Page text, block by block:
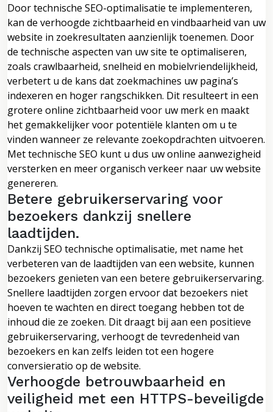
Door technische SEO-optimalisatie te implementeren,
kan de verhoogde zichtbaarheid en vindbaarheid van uw
website in zoekresultaten aanzienlijk toenemen. Door
de technische aspecten van uw site te optimaliseren,
zoals crawlbaarheid, snelheid en mobielvriendelijkheid,
verbetert u de kans dat zoekmachines uw pagina’s
indexeren en hoger rangschikken. Dit resulteert in een
grotere online zichtbaarheid voor uw merk en maakt
het gemakkelijker voor potentiële klanten om u te
vinden wanneer ze relevante zoekopdrachten uitvoeren.
Met technische SEO kunt u dus uw online aanwezigheid
versterken en meer organisch verkeer naar uw website
genereren.
Betere gebruikerservaring voor
bezoekers dankzij snellere
laadtijden.
Dankzij SEO technische optimalisatie, met name het
verbeteren van de laadtijden van een website, kunnen
bezoekers genieten van een betere gebruikerservaring.
Snellere laadtijden zorgen ervoor dat bezoekers niet
hoeven te wachten en direct toegang hebben tot de
inhoud die ze zoeken. Dit draagt bij aan een positieve
gebruikerservaring, verhoogt de tevredenheid van
bezoekers en kan zelfs leiden tot een hogere
conversieratio op de website.
Verhoogde betrouwbaarheid en
veiligheid met een HTTPS-beveiligde